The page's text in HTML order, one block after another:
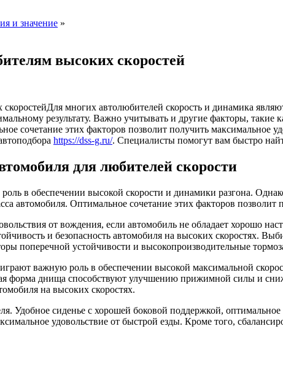
и значение »
высоких скоростей
Для многих автолюбителей скорость и динамика
результату. Важно учитывать и другие факторы, такие
сочетание этих факторов позволит получить максимальное
https://dss-g.ru/. Специалисты помогут вам быстро
для любителей скорости
в обеспечении высокой скорости и динамики разгона.
автомобиля. Оптимальное сочетание этих факторов
от вождения, если автомобиль не обладает хорошо
и безопасность автомобиля на высоких скоростях.
поперечной устойчивости и высокопроизводительные
важную роль в обеспечении высокой максимальной
форма днища способствуют улучшению прижимной силы и
на высоких скоростях.
Удобное сиденье с хорошей боковой поддержкой,
удовольствие от быстрой езды. Кроме того,